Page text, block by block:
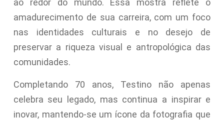
ao redor do mundo. Essa mostra reflete o
amadurecimento de sua carreira, com um foco
nas identidades culturais e no desejo de
preservar a riqueza visual e antropológica das
comunidades.
Completando 70 anos, Testino não apenas
celebra seu legado, mas continua a inspirar e
inovar, mantendo-se um ícone da fotografia que